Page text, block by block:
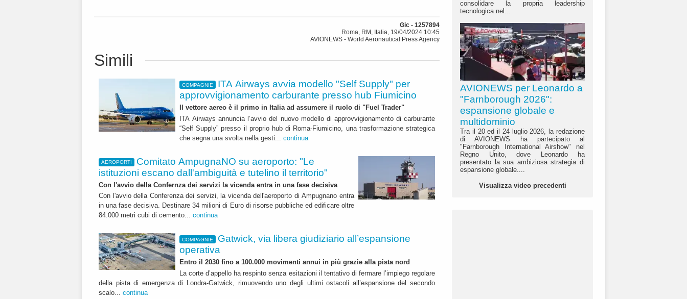
Gic - 1257894
Roma, RM, Italia, 19/04/2024 10:45
AVIONEWS - World Aeronautical Press Agency
Simili
COMPAGNIE
ITA Airways avvia modello "Self Supply" per
approvvigionamento carburante presso hub Fiumicino
Il vettore aereo è il primo in Italia ad assumere il ruolo di "Fuel Trader"
ITA Airways annuncia l’avvio del nuovo modello di approvvigionamento di carburante
“Self Supply” presso il proprio hub di Roma-Fiumicino, una trasformazione strategica
che segna una svolta nella gesti... continua
AEROPORTI
Comitato AmpugnaNO su aeroporto: "Le
istituzioni escano dall'ambiguità e tutelino il territorio"
Con l'avvio della Confernza dei servizi la vicenda entra in una fase decisiva
Con l'avvio della Conferenza dei servizi, la vicenda dell'aeroporto di Ampugnano entra
in una fase decisiva. Destinare 34 milioni di Euro di risorse pubbliche ed edificare oltre
84.000 metri cubi di cemento... continua
COMPAGNIE
Gatwick, via libera giudiziario all’espansione
operativa
Entro il 2030 fino a 100.000 movimenti annui in più grazie alla pista nord
La corte d’appello ha respinto senza esitazioni il tentativo di fermare l’impiego regolare
della pista di emergenza di Londra-Gatwick, rimuovendo uno degli ultimi ostacoli all’espansione del secondo
scalo... continua
consolidare la propria leadership
tecnologica nel...
AVIONEWS per Leonardo a
"Farnborough 2026":
espansione globale e
multidominio
Tra il 20 ed il 24 luglio 2026, la redazione
di AVIONEWS ha partecipato al
"Farnborough International Airshow" nel
Regno Unito, dove Leonardo ha
presentato la sua ambiziosa strategia di
espansione globale....
Visualizza video precedenti